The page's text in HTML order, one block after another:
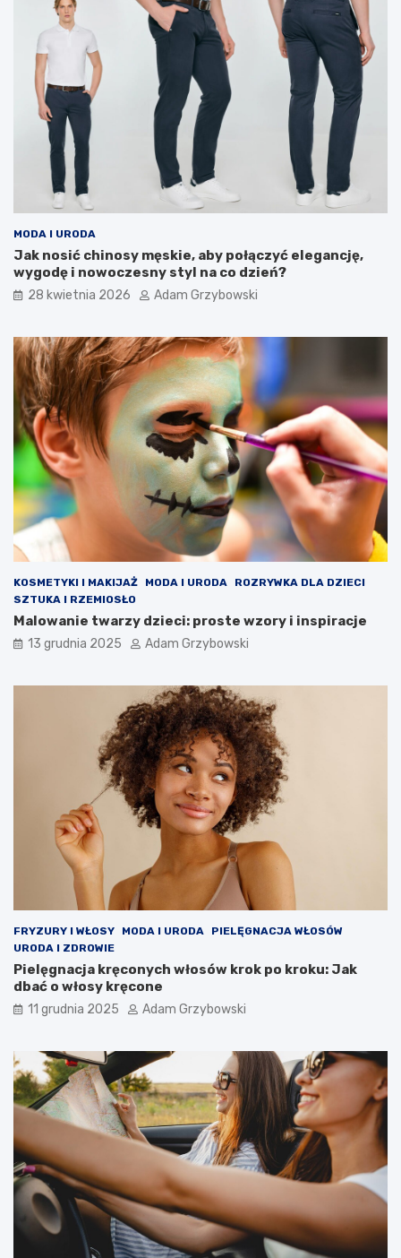
MODA I URODA
Jak nosić chinosy męskie, aby połączyć elegancję,
wygodę i nowoczesny styl na co dzień?
28 kwietnia 2026 Adam Grzybowski
KOSMETYKI I MAKIJAŻ MODA I URODA
ROZRYWKA DLA DZIECI
SZTUKA I RZEMIOSŁO
Malowanie twarzy dzieci: proste wzory i inspiracje
13 grudnia 2025 Adam Grzybowski
FRYZURY I WŁOSY MODA I URODA
PIELĘGNACJA WŁOSÓW
URODA I ZDROWIE
Pielęgnacja kręconych włosów krok po kroku: Jak
dbać o włosy kręcone
11 grudnia 2025 Adam Grzybowski